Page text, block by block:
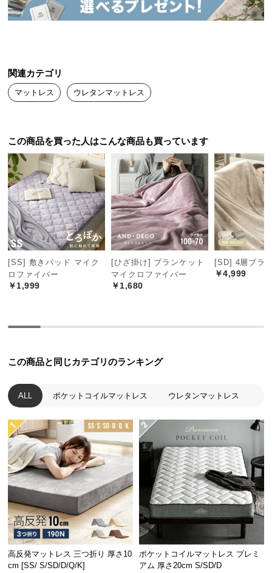
搬
入
つ
い
て
品・
キ
ャ
ン
セ
ル
に
つ
い
て
に
い
会
規
約
に
つ
い
お
客
様
三つ折りにできるので、収納しやすいのがとても助かっていま
す。
子ども用に買いました。
柔らかすぎず、寝返りがうちやすいです。
大人が使っても腰が痛くならず、気持ちよくつかえました。
関連カテゴリ
マットレス ウレタンマットレス
この商品を買った人はこんな商品も買っています
[SS] 敷きパッド マイク
ロファイバー
￥1,999
[ひざ掛け] ブランケット
マイクロファイバー
￥1,680
[SD] 4層ブラ
￥4,999
この商品と同じカテゴリのランキング
ALL ポケットコイルマットレス ウレタンマットレス
高反発マットレス 三つ折り 厚さ10
cm [SS/ S/SD/D/Q/K]
ポケットコイルマットレス プレミ
アム 厚さ20cm S/SD/D